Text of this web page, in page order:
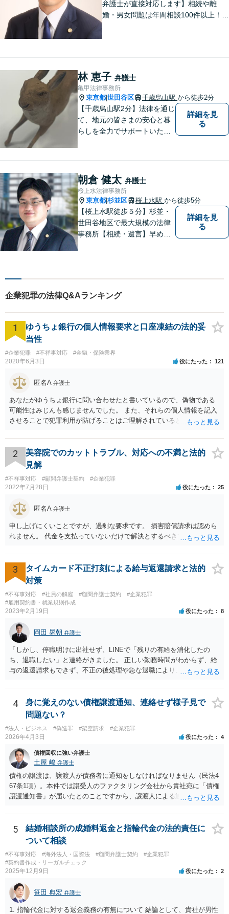
弁護士が直接対応します】相続や離
婚・男女問題は年間相談100件以上！慰
回面談は無料】
林 恵子 弁護士
亀甲法律事務所
東京都 世田谷区 千歳烏山駅 から徒歩2分
【千歳烏山駅2分】法律を通じ
て、地元の皆さまの安心と暮
らしを全力でサポートいたし
に複雑なお悩みでも、安心し
てご相談ください。※電話は
面談予約のみ。【地域密着型
の法律事務所】
詳細を見
る
朝倉 健太 弁護士
桜上水法律事務所
東京都 杉並区 桜上水駅 から徒歩5分
【桜上水駅徒歩５分】杉並・
世田谷地区で最大規模の法律
事務所【相続・遺言】早めの
談下さい【借金・債務整理】
生活再建に向けて伴走しま
す！
詳細を見
る
企業犯罪の法律Q&Aランキング
1
ゆうちょ銀行の個人情報要求と口座凍結の法的妥
当性
#企業犯罪 #不祥事対応 #金融・保険業界
2020年6月3日 役にたった 121
匿名A 弁護士
あなたがゆうちょ銀行に問い合わせたと書いているので、偽物である
可能性はみじんも感じませんでした。 また、それらの個人情報を記入
させることで犯罪利用が防げることはご理解されているとおりです。
士に同意を求めているだけです。 最初の回答では分かりづらかったの
かもしれませんが、質問にわかりやすく答えると「法的に許される」
が答えになります。 補足でアドバイスしておきますと、今私に反論し
てきたその内容をゆうちょ銀行にぶつければいいとおもいます。 もっ
とも、ぶつけられたゆうちょ銀行があなたと契約するかは法律上ゆう
ちょ銀行の自由です。
2
美容院でのカットトラブル、対応への不満と法的
見解
#不祥事対応 #顧問弁護士契約 #企業犯罪
2022年7月28日 役にたった 25
匿名A 弁護士
申し上げにくいことですが、過剰な要求です。 損害賠償請求は認めら
れません。 代金を支払っていないだけで解決とするべきでしょう。
3
タイムカード不正打刻による給与返還請求と法的
対策
#不祥事対応 #社員の解雇 #顧問弁護士契約
#企業犯罪
#雇用契約書・就業規則作成
2023年2月19日 役にたった 8
岡田 晃朝 弁護士
「しかし、停職明けに出社せず、LINEで「残りの有給を消化したの
ち、退職したい」と連絡がきました。 正しい勤務時間がわからず、給
与の返還請求もできず、不正の後処理や急な退職により、社や他のス
状況です。」 大変悪質ですね。打刻場所のデータと、これまでのタイ
ムカードの虚偽を確認し、突き付けて責任を問題にすることになるで
しょう。 詐欺もありうるでしょうね。 「正しい時間がわからないとい
うタイムカード不正打刻による返還請求はどのようにおこなえばよい
でしょうか？」 想定できる虚偽を前提に、相手と協議して詰めればよ
いかと思います。 確実な記録があれば、それによるのがよいですが、
すべては不可能でしょうので。 相手の言動には早急には返事をせずに
弁護士と相談しながら、対応策を検討する方がよいでしょう。 また、
返還が難しい場合、損害賠償を請求する事はできますでしょうか？ 法
的には可能ですが、立証の問題があります。 協議でも問題にできそう
ですが、調停なども検討できるでしょう。 また、返還請求も損害賠償
請求もせず、「詐欺」として、警察に被害届を出す事は可能でしょう
か？ 内容的には検討できますが、立証は、民事よりさらにワンランク
上がります。 警察に相談されてもよい事案だとは思います。
4
身に覚えのない債権譲渡通知、連絡せず様子見で
問題ない？
#法人・ビジネス #偽造罪 #架空請求 #企業犯罪
2026年4月3日 役にたった 4
債権回収に強い弁護士
土屋 峻 弁護士
債権の譲渡は、譲渡人が債務者に通知をしなければなりません（民法4
67条1項）。本件では譲受人のファクタリング会社から貴社宛に「債権
譲渡通知書」が届いたとのことですから、譲渡人による通知ではない
は、当該ファクタリング会社が詐称譲受人の可能性があるとすら指摘
できるでしょう。 次に、たとえファクタリング会社からの「債権譲渡
通知書」であっても、それが譲渡人の個人事業主の委託を受けてなさ
れていた場合等であり、債務者対抗要件の問題をクリアされていたと
しても、当該ファクタリング会社が譲受債権請求訴訟を提起する場
合、譲受債権の発生原因事実を立証しなければなりません。 「譲渡人
現在・将来ともに存在しないと断言でき」ないということであれば、
この立証の見込みが立たないでしょうから、訴訟になったとしても、
かかる点で争うべきでしょう（といっても否認すれば足りると思いま
5
結婚相談所の成婚料返金と指輪代金の法的責任に
ついて相談
#不祥事対応 #海外法人・国際法 #顧問弁護士契約
#企業犯罪
#契約書作成・リーガルチェック
2025年12月9日 役にたった 2
笹田 典宏 弁護士
1. 指輪代金に対する返金義務の有無について 結論として、貴社が男性